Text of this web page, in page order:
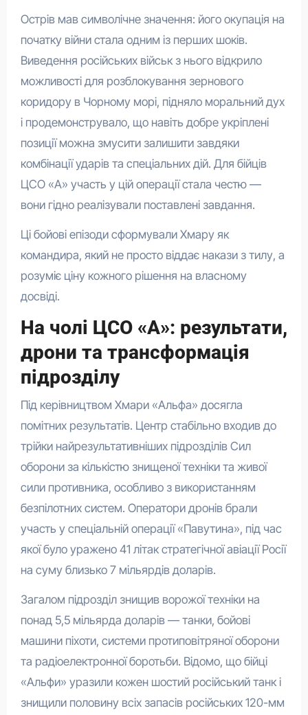
Острів мав символічне значення: його окупація на
початку війни стала одним із перших шоків.
Виведення російських військ з нього відкрило
можливості для розблокування зернового
коридору в Чорному морі, підняло моральний дух
і продемонструвало, що навіть добре укріплені
позиції можна змусити залишити завдяки
комбінації ударів та спеціальних дій. Для бійців
ЦСО «А» участь у цій операції стала честю —
вони гідно реалізували поставлені завдання.
Ці бойові епізоди сформували Хмару як
командира, який не просто віддає накази з тилу, а
розуміє ціну кожного рішення на власному
досвіді.
На чолі ЦСО «А»: результати,
дрони та трансформація
підрозділу
Під керівництвом Хмари «Альфа» досягла
помітних результатів. Центр стабільно входив до
трійки найрезультативніших підрозділів Сил
оборони за кількістю знищеної техніки та живої
сили противника, особливо з використанням
безпілотних систем. Оператори дронів брали
участь у спеціальній операції «Павутина», під час
якої було уражено 41 літак стратегічної авіації Росії
на суму близько 7 мільярдів доларів.
Загалом підрозділ знищив ворожої техніки на
понад 5,5 мільярда доларів — танки, бойові
машини піхоти, системи протиповітряної оборони
та радіоелектронної боротьби. Відомо, що бійці
«Альфи» уразили кожен шостий російський танк і
знищили половину всіх запасів російських 120-мм